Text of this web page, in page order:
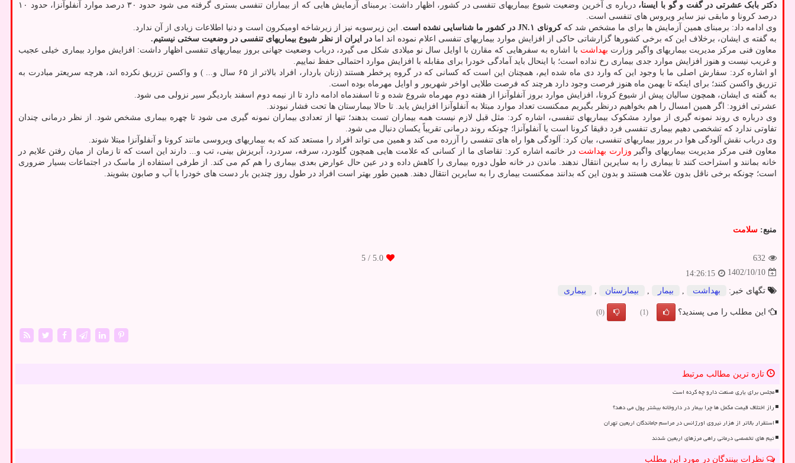
دکتر بابک عشرتی در گفت و گو با ایسنا،
درباره ی آخرین وضعیت شیوع بیماریهای تنفسی در کشور، اظهار داشت: برمبنای آزمایش هایی که از بیماران تنفسی بستری گرفته می شود حدود ۳۰ درصد موارد آنفلوآنزا، حدود ۱۰
درصد کرونا و مابقی نیز سایر ویروس های تنفسی است.
وی ادامه داد: برمبنای همین آزمایش ها برای ما مشخص شد کهکرونای JN.۱ در کشور ما شناسایی نشده است
. این زیرسویه نیز از زیرشاخه اومیکرون است و دنیا اطلاعات زیادی از آن ندارد.
به گفته ی ایشان، برخلاف این که برخی کشورها گزارشاتی حاکی از افزایش موارد بیماریهای تنفسی اعلام نموده اند اما در ایران از نظر شیوع بیماریهای تنفسی در وضعیت سختی نیستیم.
معاون فنی مرکز مدیریت بیماریهای واگیر وزارت بهداشت با اشاره به سفرهایی که مقارن با اوایل سال نو میلادی شکل می گیرد، درباب وضعیت جهانی بروز بیماریهای تنفسی اظهار داشت: افزایش موارد بیماری خیلی عجیب
و غریب نیست و هنوز افزایش موارد جدی بیماری رخ نداده است؛ با اینحال باید آمادگی خودرا برای مقابله با افزایش موارد احتمالی حفظ نماییم.
او اشاره کرد: سفارش اصلی ما با وجود این که وارد دی ماه شده ایم، همچنان این است که کسانی که در گروه پرخطر هستند (زنان باردار، افراد بالاتر از ۶۵ سال و... ) و واکسن تزریق نکرده اند، هرچه سریعتر مبادرت به
تزریق واکسن کنند؛ برای اینکه تا بهمن ماه هنوز فرصت وجود دارد هرچند که فرصت طلایی اواخر شهریور و اوایل مهرماه بوده است.
به گفته ی ایشان، همچون سالیان پیش از شیوع کرونا، افزایش موارد بروز آنفلوآنزا از هفته دوم مهرماه شروع شده و تا اسفندماه ادامه دارد تا از نیمه دوم اسفند باردیگر سیر نزولی می شود.
عشرتی افزود: اگر همین امسال را هم بخواهیم درنظر بگیریم ممکنست تعداد موارد مبتلا به آنفلوآنزا افزایش یابد. تا حالا بیمارستان ها تحت فشار نبودند.
وی درباره ی روند نمونه گیری از موارد مشکوک بیماریهای تنفسی، اشاره کرد: مثل قبل لازم نیست همه بیماران تست بدهند؛ تنها از تعدادی بیماران نمونه گیری می شود تا چهره بیماری مشخص شود. از نظر درمانی چندان
تفاوتی ندارد که تشخصی دهیم بیماری تنفسی فرد دقیقا کرونا است یا آنفلوآنزا؛ چونکه روند درمانی تقریباً یکسان دنبال می شود.
وی درباب نقش آلودگی هوا در بروز بیماریهای تنفسی، بیان کرد: آلودگی هوا راه های تنفسی را آزرده می کند و همین می تواند افراد را مستعد کند که به بیماریهای ویروسی مانند کرونا و آنفلوآنزا مبتلا شوند.
معاون فنی مرکز مدیریت بیماریهای واگیر وزارت بهداشت در خاتمه اشاره کرد: تقاضای ما از کسانی که علامت هایی همچون گلودرد، سرفه، سردرد، آبریزش بینی، تب و... دارند این است که تا زمان از میان رفتن علایم در
خانه بمانند و استراحت کنند تا بیماری را به سایرین انتقال ندهند. ماندن در خانه طول دوره بیماری را کاهش داده و در عین حال عوارض بعدی بیماری را هم کم می کند. از طرفی استفاده از ماسک در اجتماعات بسیار ضروری
است؛ چونکه برخی ناقل بدون علامت هستند و بدون این که بدانند ممکنست بیماری را به سایرین انتقال دهند. همین طور بهتر است افراد در طول روز چندین بار دست های خودرا با آب و صابون بشویند.
منبع: سلامت
632
5.0
/ 5
1402/10/10
14:26:15
تگهای خبر:
بهداشت بیمار بیمارستان بیماری
این مطلب را می پسندید؟ (1)
(0)
تازه ترین مطالب مرتبط
مجلس برای یاری صنعت دارو چه کرده است
راز اختلاف قیمت مکمل ها چرا بیمار در داروخانه بیشتر پول می دهد؟
استقرار بالاتر از هزار نیروی اورژانس در مراسم جاماندگان اربعین تهران
تیم های تخصصی درمانی راهی مرزهای اربعین شدند
نظرات بینندگان در مورد این مطلب